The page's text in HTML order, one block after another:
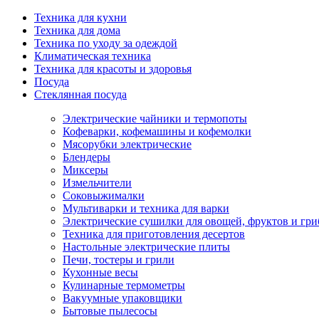
Техника для кухни
Техника для дома
Техника по уходу за одеждой
Климатическая техника
Техника для красоты и здоровья
Посуда
Стеклянная посуда
Электрические чайники и термопоты
Кофеварки, кофемашины и кофемолки
Мясорубки электрические
Блендеры
Миксеры
Измельчители
Соковыжималки
Мультиварки и техника для варки
Электрические сушилки для овощей, фруктов и
Техника для приготовления десертов
Настольные электрические плиты
Печи, тостеры и грили
Кухонные весы
Кулинарные термометры
Вакуумные упаковщики
Бытовые пылесосы